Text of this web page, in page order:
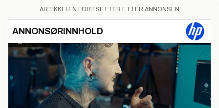
ARTIKKELEN FORTSETTER ETTER ANNONSEN
ANNONSØRINNHOLD